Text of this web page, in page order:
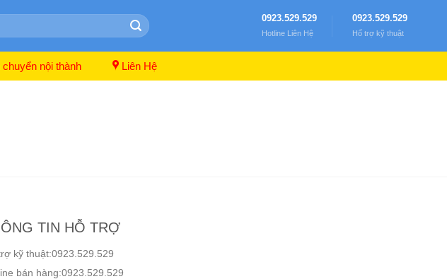
0923.529.529
Hotline Liên Hệ
0923.529.529
Hổ trợ kỹ thuật
chuyển nội thành Liên Hệ
TIN HỖ TRỢ
kỹ thuật:0923.529.529
bán hàng:0923.529.529